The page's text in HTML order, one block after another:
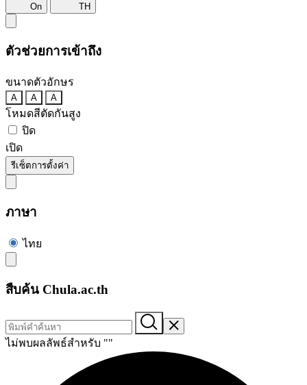
On TH
ตัวช่วยการเข้าถึง
ขนาดตัวอักษร
A A A
โหมดสีตัดกันสูง
ปิด
เปิด
รีเซ็ตการตั้งค่า
ภาษา
ไทย
สืบค้น Chula.ac.th
ไม่พบผลลัพธ์สำหรับ ""